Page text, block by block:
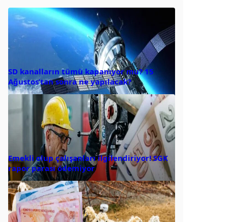
SD kanalların tümü kapanıyor mu? 15
Ağustos’tan sonra ne yapılacak?
Emekli olup çalışanları ilgilendiriyor! SGK
rapor parası ödemiyor